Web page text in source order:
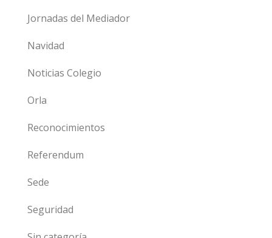
Jornadas del Mediador
Navidad
Noticias Colegio
Orla
Reconocimientos
Referendum
Sede
Seguridad